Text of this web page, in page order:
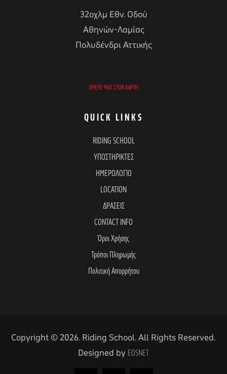
32οχλμ Εθν. Οδού
Αθηνών-Λαμίας
Πολυδένδρι Αττικής
ΒΡΕΊΤΕ ΜΑΣ ΣΤΟΝ ΧΆΡΤΗ
QUICK LINKS
RIDING SCHOOL
ΥΠΟΣΤΗΡΙΚΤΕΣ
ΗΜΕΡΟΛΟΓΙΟ
LOCATION
ΔΡΑΣΕΙΣ
CONTACT INFO
Όροι Χρήσης
Τρόποι Πληρωμής
Πολιτική Απορρήτου
Copyright © 2026. Riding School. All Rights Reserved.
Designed by EOSNET